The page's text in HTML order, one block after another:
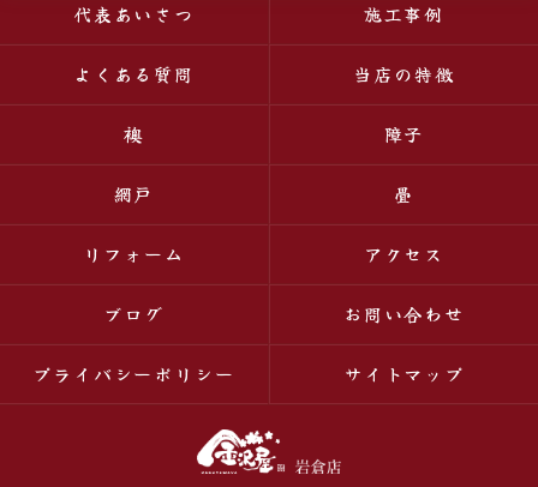
代表あいさつ 施工事例
よくある質問 当店の特徴
襖 障子
網戸 畳
リフォーム アクセス
ブログ お問い合わせ
プライバシーポリシー サイトマップ